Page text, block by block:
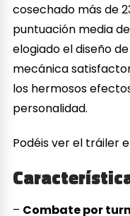
cosechado más de
puntuación media
elogiado el diseño
mecánica
los hermosos
personalidad.
Podéis ver el tráiler
– Combate por